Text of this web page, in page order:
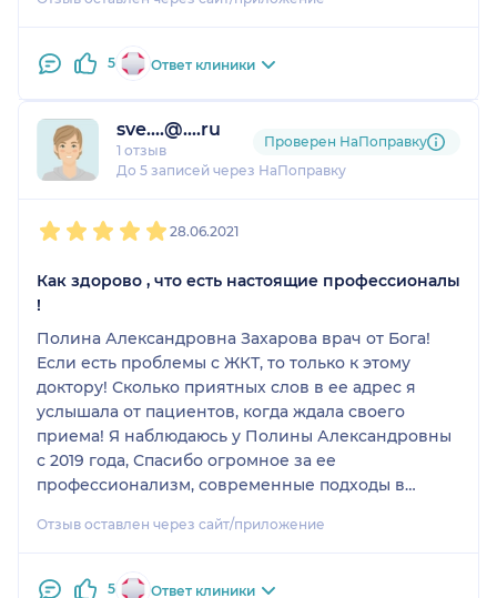
5 Ответ клиники
sve....@....ru
1 отзыв
До 5 записей через НаПоправку
Проверен НаПоправку
28.06.2021
Как здорово , что есть настоящие профессионалы
!
Полина Александровна Захарова врач от Бога!
Если есть проблемы с ЖКТ, то только к этому
доктору! Сколько приятных слов в ее адрес я
услышала от пациентов, когда ждала своего
приема! Я наблюдаюсь у Полины Александровны
с 2019 года, Спасибо огромное за ее
профессионализм, современные подходы в
готовность помочь в любой ситуации, а главное
здоровыми и счастливыми!
Отзыв оставлен через сайт/приложение
5 Ответ клиники